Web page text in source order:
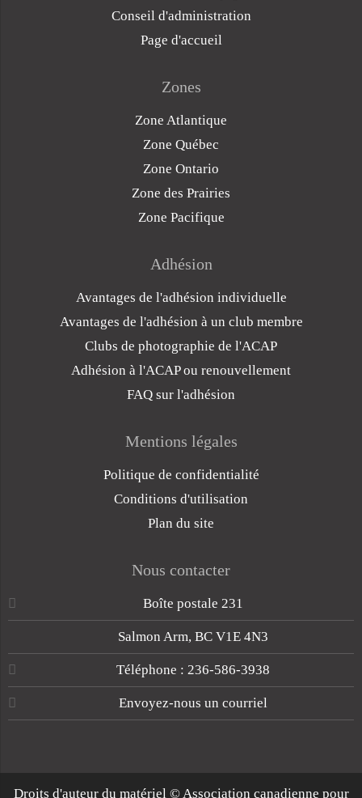
Conseil d'administration
Page d'accueil
Zones
Zone Atlantique
Zone Québec
Zone Ontario
Zone des Prairies
Zone Pacifique
Adhésion
Avantages de l'adhésion individuelle
Avantages de l'adhésion à un club membre
Clubs de photographie de l'ACAP
Adhésion à l'ACAP ou renouvellement
FAQ sur l'adhésion
Mentions légales
Politique de confidentialité
Conditions d'utilisation
Plan du site
Nous contacter
Boîte postale 231
Salmon Arm, BC V1E 4N3
Téléphone : 236-586-3938
Envoyez-nous un courriel
Droits d'auteur du matériel © Association canadienne pour